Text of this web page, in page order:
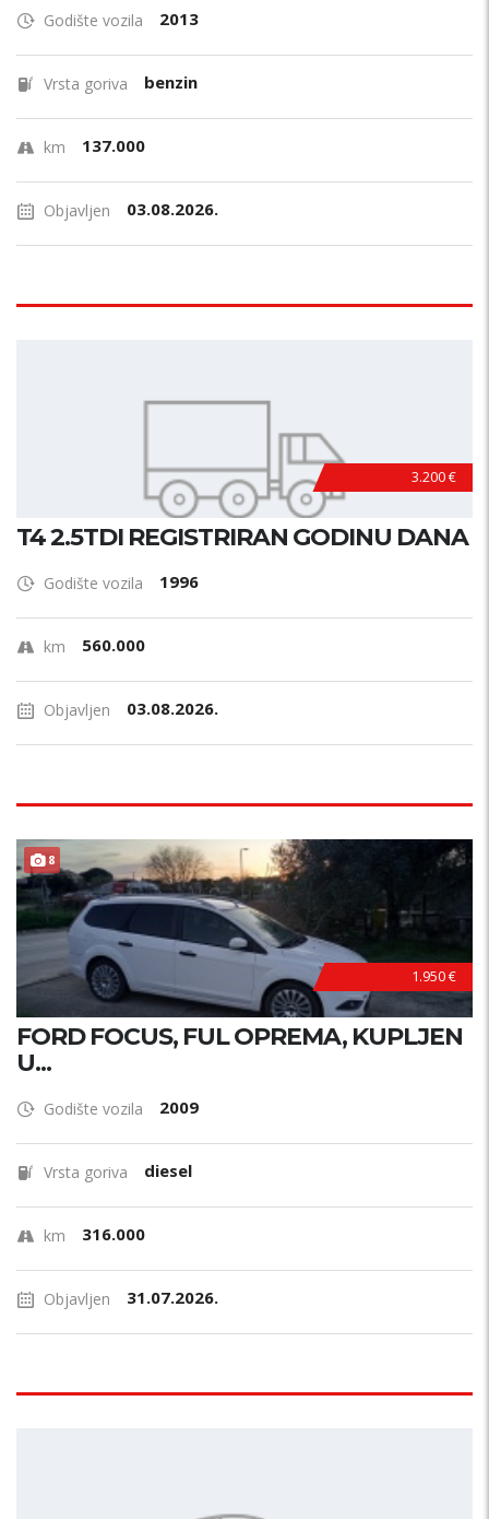
Godište vozila 2013
Vrsta goriva benzin
km 137.000
Objavljen 03.08.2026.
3.200 €
T4 2.5TDI REGISTRIRAN GODINU DANA
Godište vozila 1996
km 560.000
Objavljen 03.08.2026.
8
1.950 €
FORD FOCUS, FUL OPREMA, KUPLJEN
U...
Godište vozila 2009
Vrsta goriva diesel
km 316.000
Objavljen 31.07.2026.